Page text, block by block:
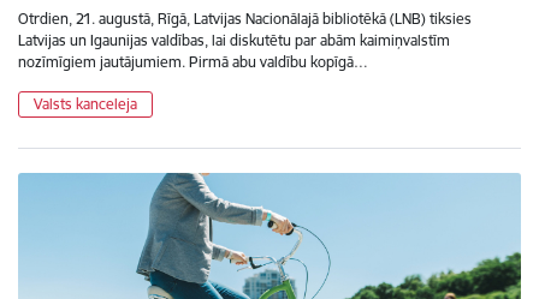
Otrdien, 21. augustā, Rīgā, Latvijas Nacionālajā bibliotēkā (LNB) tiksies
Latvijas un Igaunijas valdības, lai diskutētu par abām kaimiņvalstīm
nozīmīgiem jautājumiem. Pirmā abu valdību kopīgā…
Valsts kanceleja